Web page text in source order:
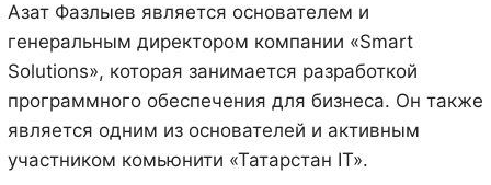
Азат Фазлыев является основателем и
генеральным директором компании «Smart
Solutions», которая занимается разработкой
программного обеспечения для бизнеса. Он также
является одним из основателей и активным
участником комьюнити «Татарстан IT».